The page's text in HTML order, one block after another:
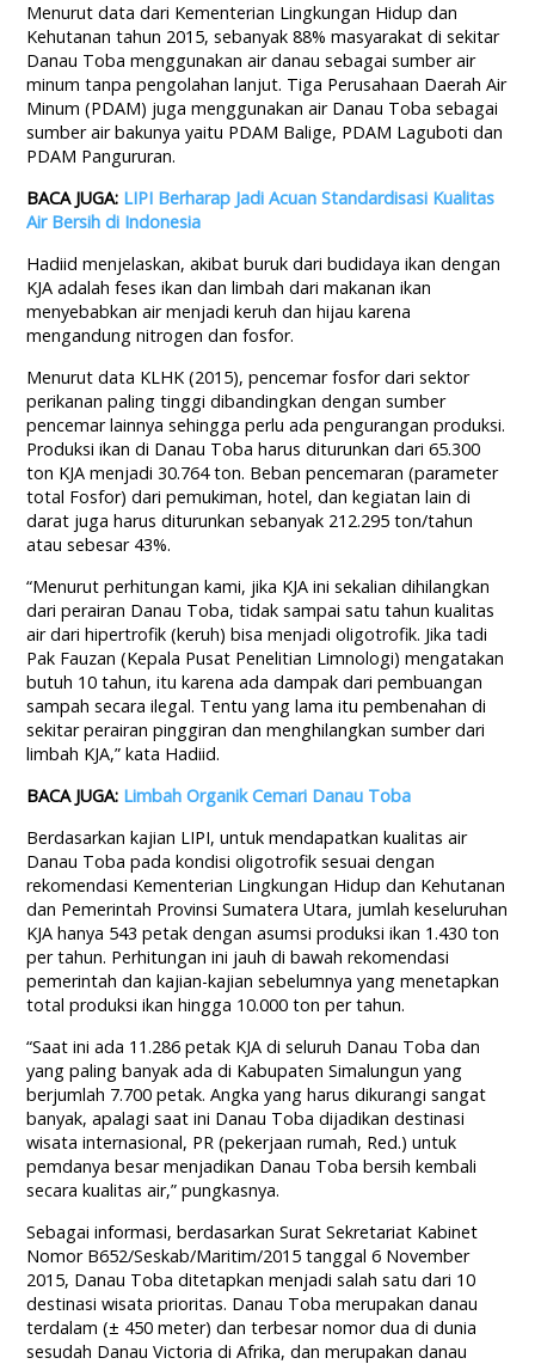
Menurut data dari Kementerian Lingkungan Hidup dan
Kehutanan tahun 2015, sebanyak 88% masyarakat di sekitar
Danau Toba menggunakan air danau sebagai sumber air
minum tanpa pengolahan lanjut. Tiga Perusahaan Daerah Air
Minum (PDAM) juga menggunakan air Danau Toba sebagai
sumber air bakunya yaitu PDAM Balige, PDAM Laguboti dan
PDAM Pangururan.
BACA JUGA: LIPI Berharap Jadi Acuan Standardisasi Kualitas
Air Bersih di Indonesia
Hadiid menjelaskan, akibat buruk dari budidaya ikan dengan
KJA adalah feses ikan dan limbah dari makanan ikan
menyebabkan air menjadi keruh dan hijau karena
mengandung nitrogen dan fosfor.
Menurut data KLHK (2015), pencemar fosfor dari sektor
perikanan paling tinggi dibandingkan dengan sumber
pencemar lainnya sehingga perlu ada pengurangan produksi.
Produksi ikan di Danau Toba harus diturunkan dari 65.300
ton KJA menjadi 30.764 ton. Beban pencemaran (parameter
total Fosfor) dari pemukiman, hotel, dan kegiatan lain di
darat juga harus diturunkan sebanyak 212.295 ton/tahun
atau sebesar 43%.
“Menurut perhitungan kami, jika KJA ini sekalian dihilangkan
dari perairan Danau Toba, tidak sampai satu tahun kualitas
air dari hipertrofik (keruh) bisa menjadi oligotrofik. Jika tadi
Pak Fauzan (Kepala Pusat Penelitian Limnologi) mengatakan
butuh 10 tahun, itu karena ada dampak dari pembuangan
sampah secara ilegal. Tentu yang lama itu pembenahan di
sekitar perairan pinggiran dan menghilangkan sumber dari
limbah KJA,” kata Hadiid.
BACA JUGA: Limbah Organik Cemari Danau Toba
Berdasarkan kajian LIPI, untuk mendapatkan kualitas air
Danau Toba pada kondisi oligotrofik sesuai dengan
rekomendasi Kementerian Lingkungan Hidup dan Kehutanan
dan Pemerintah Provinsi Sumatera Utara, jumlah keseluruhan
KJA hanya 543 petak dengan asumsi produksi ikan 1.430 ton
per tahun. Perhitungan ini jauh di bawah rekomendasi
pemerintah dan kajian-kajian sebelumnya yang menetapkan
total produksi ikan hingga 10.000 ton per tahun.
“Saat ini ada 11.286 petak KJA di seluruh Danau Toba dan
yang paling banyak ada di Kabupaten Simalungun yang
berjumlah 7.700 petak. Angka yang harus dikurangi sangat
banyak, apalagi saat ini Danau Toba dijadikan destinasi
wisata internasional, PR (pekerjaan rumah, Red.) untuk
pemdanya besar menjadikan Danau Toba bersih kembali
secara kualitas air,” pungkasnya.
Sebagai informasi, berdasarkan Surat Sekretariat Kabinet
Nomor B652/Seskab/Maritim/2015 tanggal 6 November
2015, Danau Toba ditetapkan menjadi salah satu dari 10
destinasi wisata prioritas. Danau Toba merupakan danau
terdalam (± 450 meter) dan terbesar nomor dua di dunia
sesudah Danau Victoria di Afrika, dan merupakan danau